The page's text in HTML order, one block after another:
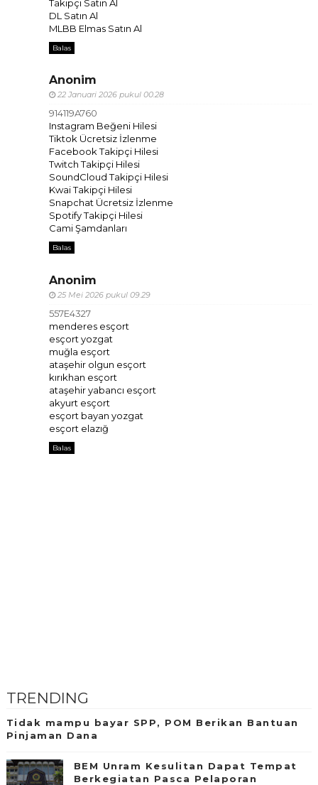
Takipçi Satın Al
DL Satın Al
MLBB Elmas Satın Al
Balas
Anonim
22 Januari 2026 pukul 00.28
914119A760
Instagram Beğeni Hilesi
Tiktok Ücretsiz İzlenme
Facebook Takipçi Hilesi
Twitch Takipçi Hilesi
SoundCloud Takipçi Hilesi
Kwai Takipçi Hilesi
Snapchat Ücretsiz İzlenme
Spotify Takipçi Hilesi
Cami Şamdanları
Balas
Anonim
25 Mei 2026 pukul 09.29
557E4327
menderes esçort
esçort yozgat
muğla esçort
ataşehir olgun esçort
kırıkhan esçort
ataşehir yabancı esçort
akyurt esçort
esçort bayan yozgat
esçort elazığ
Balas
TRENDING
Tidak mampu bayar SPP, POM Berikan Bantuan
Pinjaman Dana
BEM Unram Kesulitan Dapat Tempat
Berkegiatan Pasca Pelaporan